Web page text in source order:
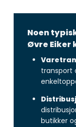
Noen
Øvre Eiker
transport
butikker